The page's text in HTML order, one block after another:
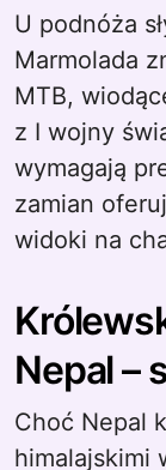
U podnóża
Marmolada
MTB,
z I wojny
wymagają
zamian
widoki na
Nepal –
Choć Nepal
himalajskimi